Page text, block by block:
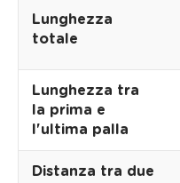
Lunghezza
totale
Lunghezza tra
la prima e
l'ultima palla
Distanza tra due